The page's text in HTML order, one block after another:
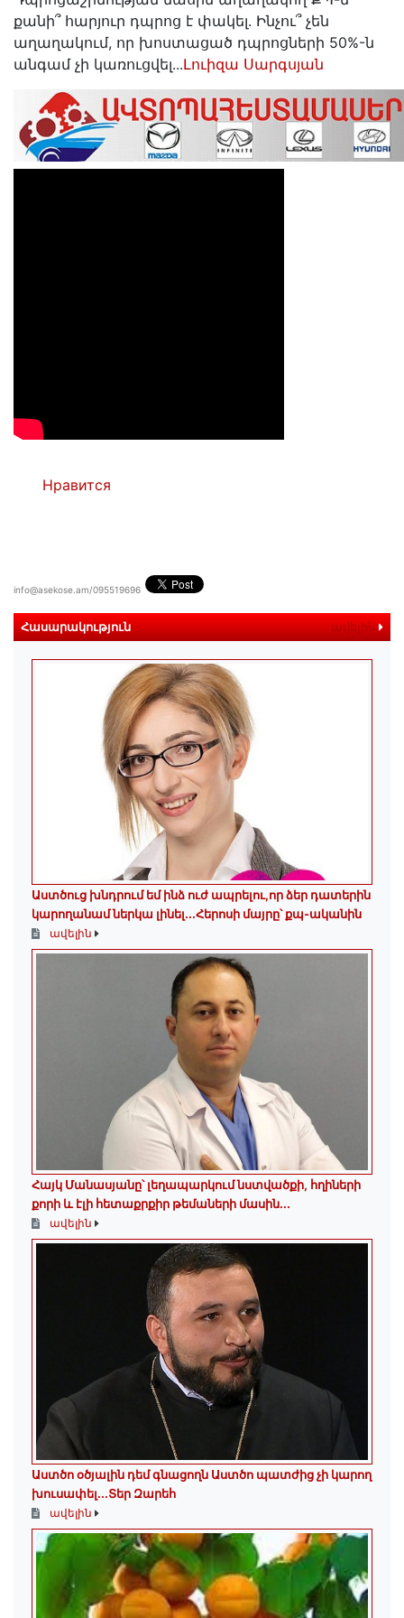
քանի՞ հարյուր դպրոց է փակել. Ինչու՞ չեն
աղաղակում, որ խոստացած դպրոցների 50%-ն
անգամ չի կառուցվել...Լուիզա Սարգսյան
Нравится
info@asekose.am/095519696
Հասարակություն ավելին
Աստծուց խնդրում եմ ինձ ուժ ապրելու,որ ձեր դատերին
կարողանամ ներկա լինել․․․Հերոսի մայրը՝ քպ-ականին
ավելին
Հայկ Մանասյանը՝ լեղապարկում նստվածքի, հղիների
քորի և էլի հետաքրքիր թեմաների մասին․․․
ավելին
Աստծո օծյալին դեմ գնացողն Աստծո պատժից չի կարող
խուսափել․․․Տեր Զարեհ
ավելին